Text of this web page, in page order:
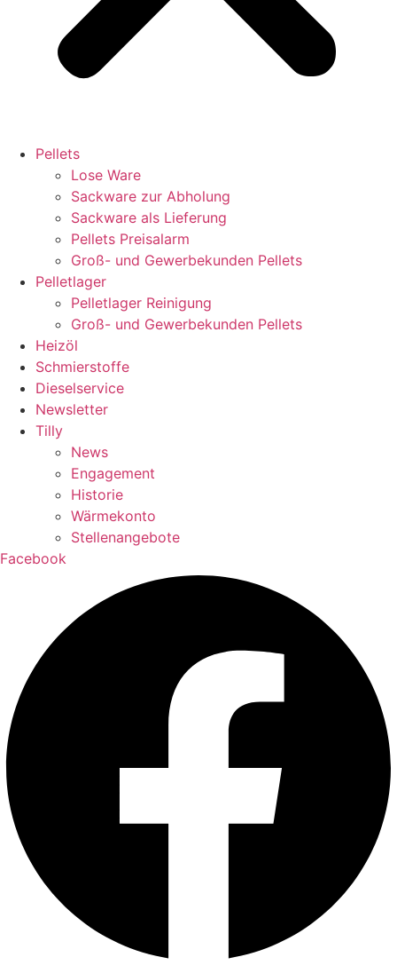
Pellets
Lose Ware
Sackware zur Abholung
Sackware als Lieferung
Pellets Preisalarm
Groß- und Gewerbekunden Pellets
Pelletlager
Pelletlager Reinigung
Groß- und Gewerbekunden Pellets
Heizöl
Schmierstoffe
Dieselservice
Newsletter
Tilly
News
Engagement
Historie
Wärmekonto
Stellenangebote
Facebook